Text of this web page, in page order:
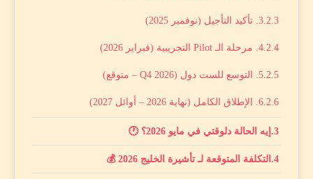
3. تأكيد التأجيل (نوفمبر 2025)
4. مرحلة الـ Pilot التجريبية (فبراير 2026)
5. التوسع للست دول (Q4 2026 – متوقع)
6. الإطلاق الكامل (نهاية 2026 – أوائل 2027)
إيه الحالة دلوقتي في مايو 2026؟ 🕐
التكلفة المتوقعة لـ تأشيرة الخليج 2026 💰